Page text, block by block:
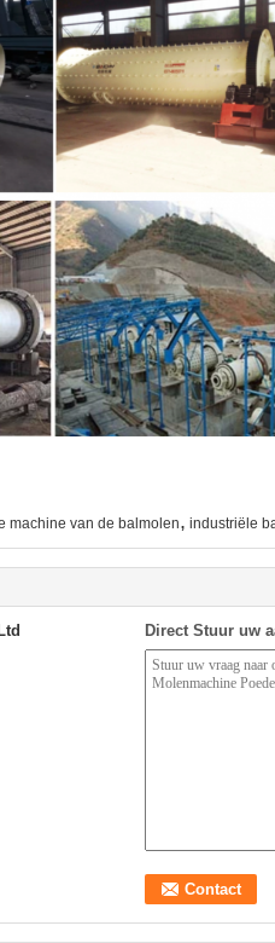
machine van de balmolen, industriële
Direct Stuur uw